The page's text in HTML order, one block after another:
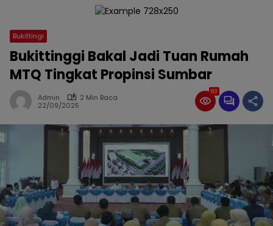
Bukittingi
Bukittinggi Bakal Jadi Tuan Rumah
MTQ Tingkat Propinsi Sumbar
Admin
2 Min Baca
22/09/2025
83